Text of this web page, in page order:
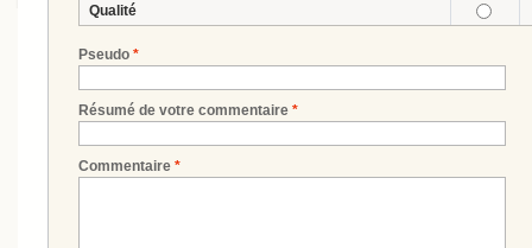
Qualité
*
Pseudo
*
Résumé de votre commentaire
*
Commentaire